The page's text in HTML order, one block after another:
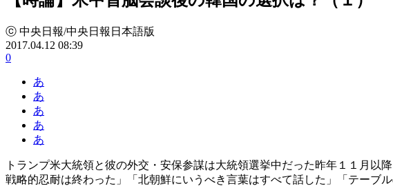
ⓒ 中央日報/中央日報日本語版
2017.04.12 08:39
0
あ
あ
あ
あ
あ
トランプ米大統領と彼の外交・安保参謀は大統領選挙中だった昨年１１月
戦略的忍耐は終わった」「北朝鮮にいうべき言葉はすべて話した」「テーブ